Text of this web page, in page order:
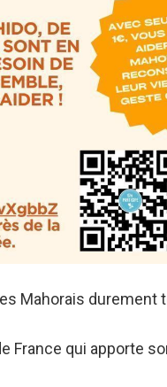
Mahorais durement
France qui apporte